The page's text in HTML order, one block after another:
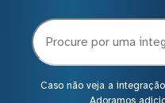
Caso não veja a